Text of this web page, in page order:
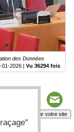
des Données
01-2026 | Vu 36294 fois
Insérez sur votre site